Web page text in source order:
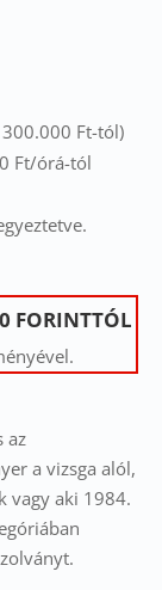
300.000 Ft-tól)
Ft/órá-tól
FORINTTÓL
az
a vizsga alól,
vagy aki 1984.